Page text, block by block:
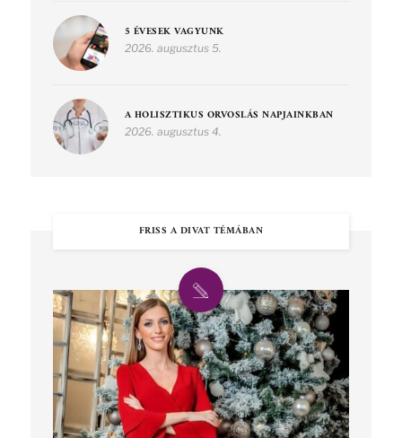
5 ÉVESEK VAGYUNK
2026. augusztus 5.
A HOLISZTIKUS ORVOSLÁS NAPJAINKBAN
2026. augusztus 4.
FRISS A DIVAT TÉMÁBAN